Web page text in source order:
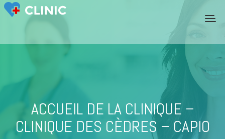
ACCUEIL DE LA CLINIQUE –
CLINIQUE DES CÈDRES – CAPIO